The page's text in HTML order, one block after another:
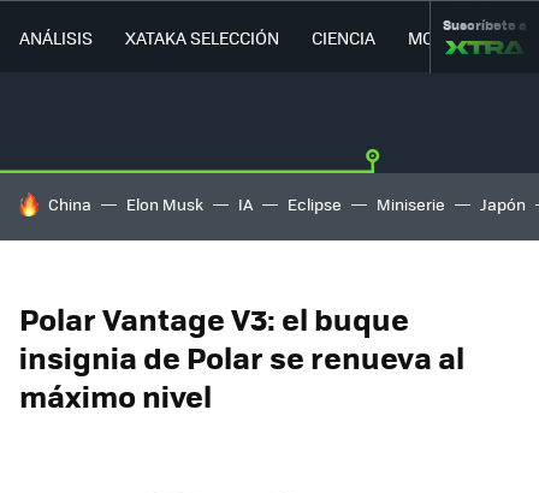
ANÁLISIS XATAKA SELECCIÓN CIENCIA MOVILIDAD
Suscríbete a
HOY SE HABLA DE
China Elon Musk IA Eclipse Miniserie Japón
Polar Vantage V3: el buque
insignia de Polar se renueva al
máximo nivel